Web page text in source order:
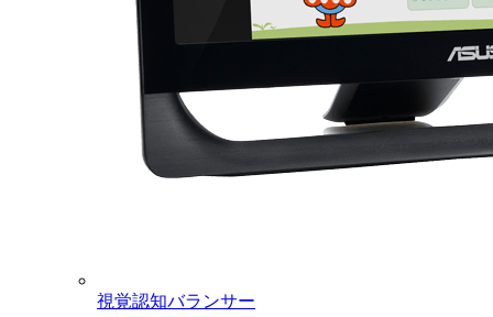
視覚認知バランサー